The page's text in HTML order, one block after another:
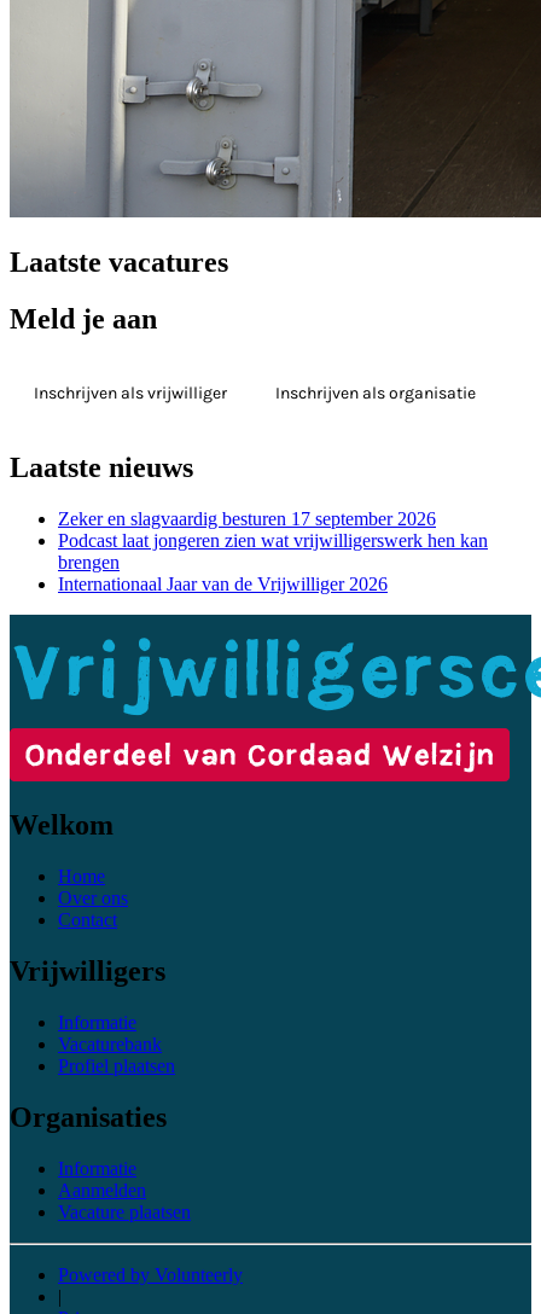
Laatste vacatures
Meld je aan
Inschrijven als vrijwilliger Inschrijven als organisatie
Laatste nieuws
Zeker en slagvaardig besturen 17 september 2026
Podcast laat jongeren zien wat vrijwilligerswerk hen kan
brengen
Internationaal Jaar van de Vrijwilliger 2026
Welkom
Home
Over ons
Contact
Vrijwilligers
Informatie
Vacaturebank
Profiel plaatsen
Organisaties
Informatie
Aanmelden
Vacature plaatsen
Powered by Volunteerly
|